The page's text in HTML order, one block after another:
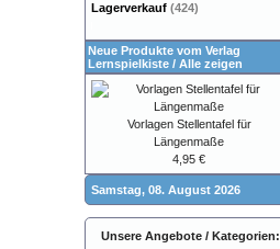
Lagerverkauf (424)
Neue Produkte vom Verlag
Lernspielkiste / Alle zeigen
Vorlagen Stellentafel für
Längenmaße
4,95 €
Samstag, 08. August 2026
Unsere Angebote / Kategorien: